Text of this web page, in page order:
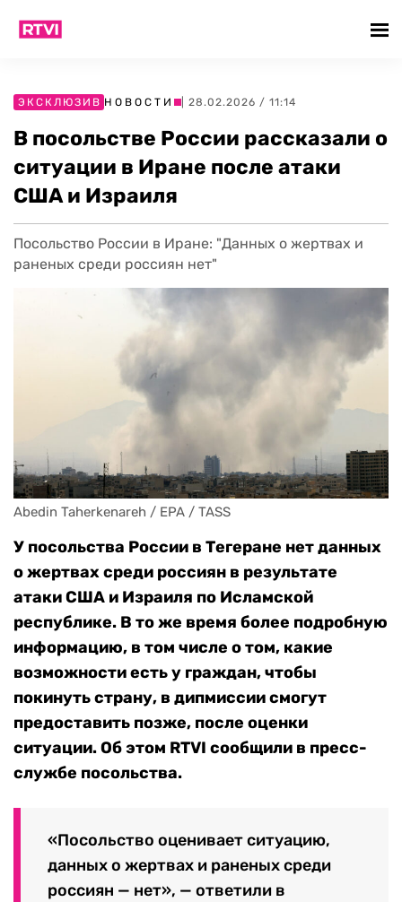
ЭКСКЛЮЗИВ НОВОСТИ | 28.02.2026 / 11:14
В посольстве России рассказали о
ситуации в Иране после атаки
США и Израиля
Посольство России в Иране: "Данных о жертвах и
раненых среди россиян нет"
Abedin Taherkenareh / EPA / TASS
У посольства России в Тегеране нет данных
о жертвах среди россиян в результате
атаки США и Израиля по Исламской
республике. В то же время более подробную
информацию, в том числе о том, какие
возможности есть у граждан, чтобы
покинуть страну, в дипмиссии смогут
предоставить позже, после оценки
ситуации. Об этом RTVI сообщили в пресс-
службе посольства.
«Посольство оценивает ситуацию,
данных о жертвах и раненых среди
россиян — нет», — ответили в